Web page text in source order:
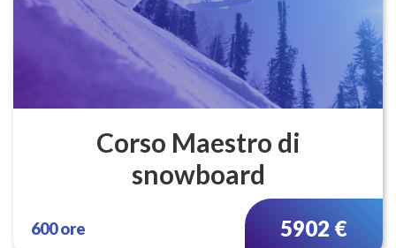
Corso Maestro di
snowboard
600 ore 5902 €